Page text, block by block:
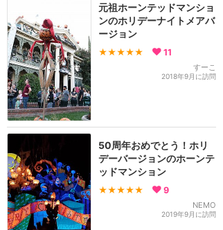
元祖ホーンテッドマンショ
ンのホリデーナイトメアバ
ージョン
★★★★★ 11
すーこ
2018年9月に訪問
50周年おめでとう！ホリ
デーバージョンのホーンテ
ッドマンション
★★★★★ 9
NEMO
2019年9月に訪問